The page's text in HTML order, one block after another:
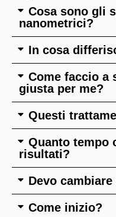
Cosa sono gli
nanometrici?
In cosa
Come faccio a
giusta per me?
Questi
Quanto tempo
risultati?
Devo
Come inizio?